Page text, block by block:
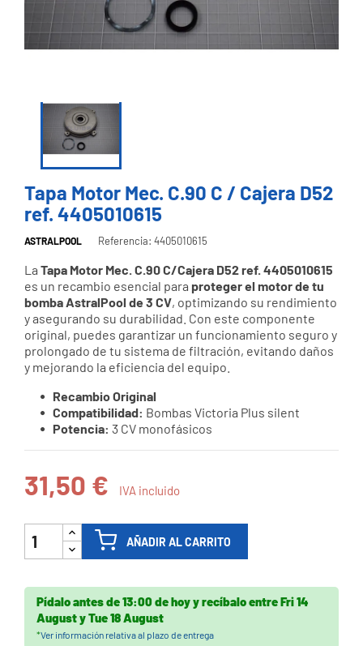
Tapa Motor Mec. C.90 C / Cajera D52
ref. 4405010615
ASTRALPOOL Referencia: 4405010615
La Tapa Motor Mec. C.90 C/Cajera D52 ref. 4405010615
es un recambio esencial para proteger el motor de tu
bomba AstralPool de 3 CV, optimizando su rendimiento
y asegurando su durabilidad. Con este componente
original, puedes garantizar un funcionamiento seguro y
prolongado de tu sistema de filtración, evitando daños
y mejorando la eficiencia del equipo.
Recambio Original
Compatibilidad: Bombas Victoria Plus silent
Potencia: 3 CV monofásicos
31,50 € IVA incluido
AÑADIR AL CARRITO
Pídalo antes de13:00 de hoyy recíbaloentreFri 14
AugustyTue 18 August
*Ver información relativa al plazo de entrega